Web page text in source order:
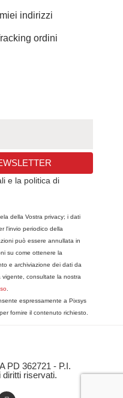
I miei indirizzi
ordini
e la politica di
della Vostra privacy; i dati
l'invio periodico della
può essere annullata in
su come ottenere la
e archiviazione dei dati da
vigente, consultate la nostra
espressamente a Pixsys
fornire il contenuto richiesto.
PD 362721 - P.I.
diritti riservati.